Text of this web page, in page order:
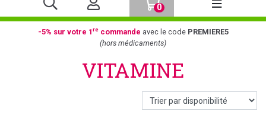
0
Afficher la
-5% sur votre 1recommande avec le code PREMIERE5
(hors médicaments)
VITAMINE